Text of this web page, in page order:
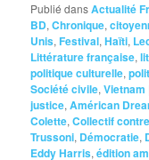
Publié dansActualité
BD,Chronique,
Unis,Festival,Haïti,
Littérature française,
politique culturelle,
Société civile,Vietnam
justice,Américan
Colette,Collectif
Trussoni, Démocratie,
Eddy Harris,édition